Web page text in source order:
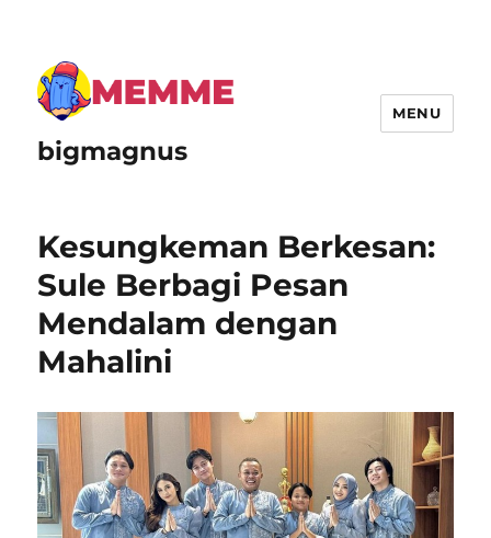
bigmagnus
MENU
Kesungkeman Berkesan:
Sule Berbagi Pesan
Mendalam dengan
Mahalini